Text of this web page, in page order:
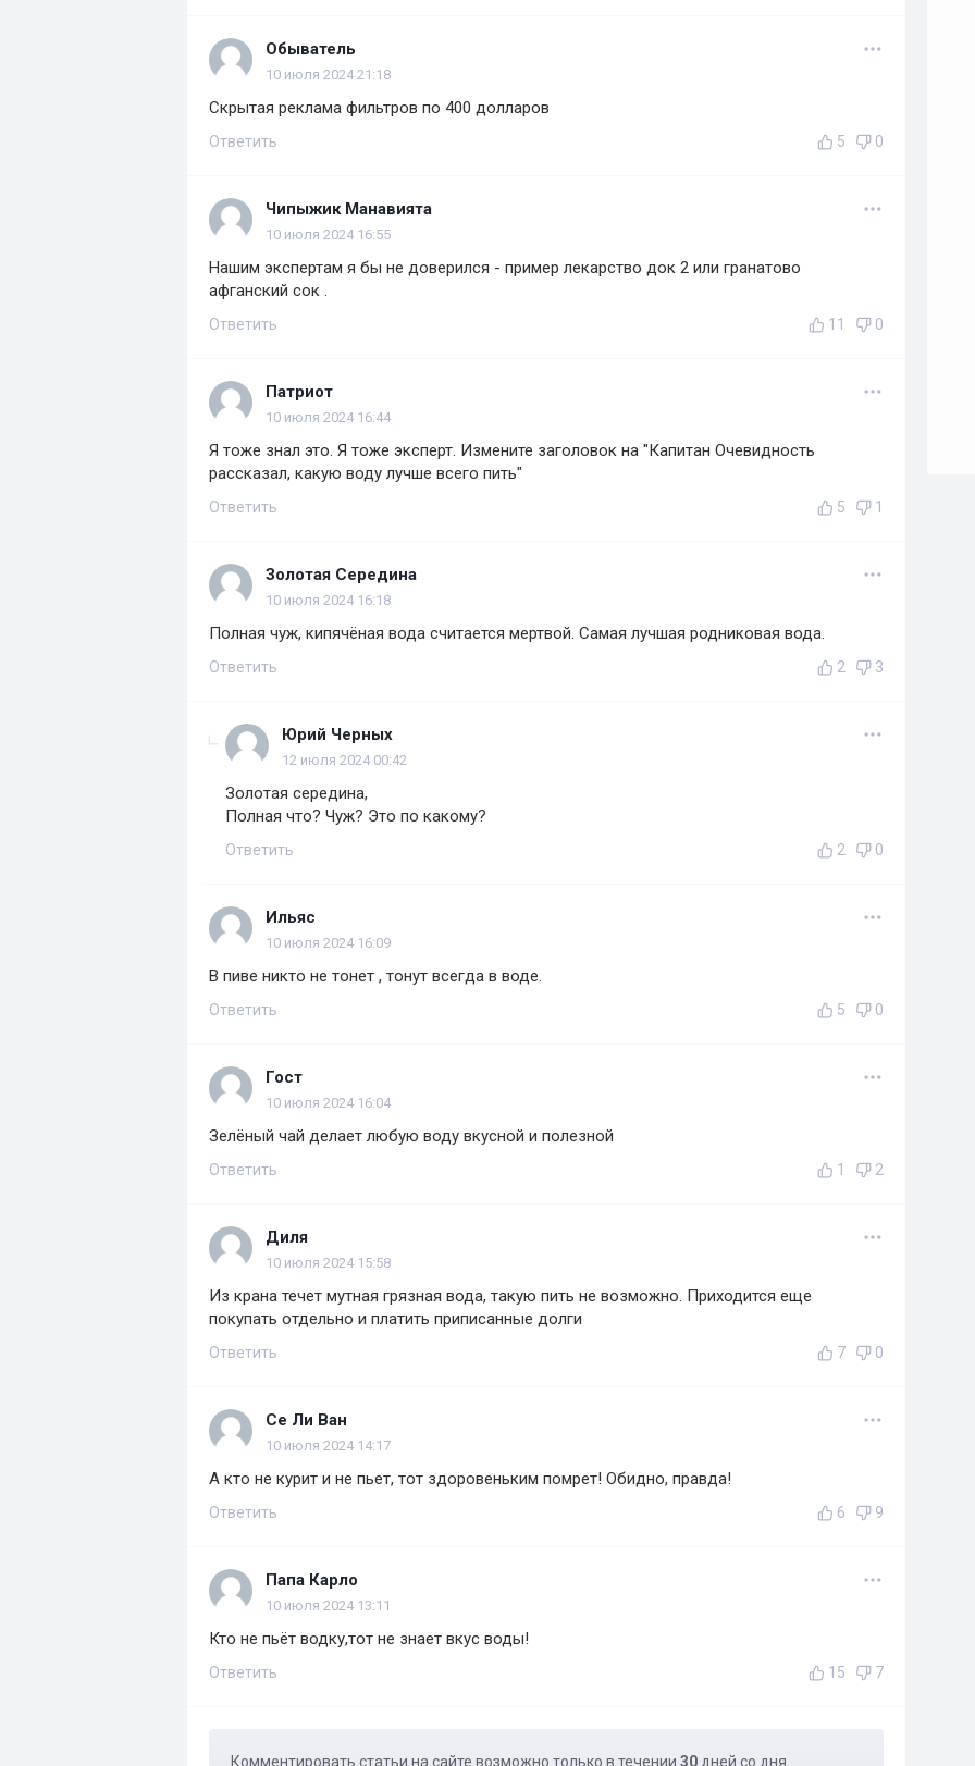
Обыватель
10 июля 2024 21:18
Скрытая реклама фильтров по 400 долларов
Ответить 5 0
Чипыжик Манавията
10 июля 2024 16:55
Нашим экспертам я бы не доверился - пример лекарство док 2 или гранатово
афганский сок .
Ответить 11 0
Патриот
10 июля 2024 16:44
Я тоже знал это. Я тоже эксперт. Измените заголовок на "Капитан Очевидность
рассказал, какую воду лучше всего пить"
Ответить 5 1
Золотая Середина
10 июля 2024 16:18
Полная чуж, кипячёная вода считается мертвой. Самая лучшая родниковая вода.
Ответить 2 3
Юрий Черных
12 июля 2024 00:42
Золотая середина,
Полная что? Чуж? Это по какому?
Ответить 2 0
Ильяс
10 июля 2024 16:09
В пиве никто не тонет , тонут всегда в воде.
Ответить 5 0
Гост
10 июля 2024 16:04
Зелёный чай делает любую воду вкусной и полезной
Ответить 1 2
Диля
10 июля 2024 15:58
Из крана течет мутная грязная вода, такую пить не возможно. Приходится еще
покупать отдельно и платить приписанные долги
Ответить 7 0
Се Ли Ван
10 июля 2024 14:17
А кто не курит и не пьет, тот здоровеньким помрет! Обидно, правда!
Ответить 6 9
Папа Карло
10 июля 2024 13:11
Кто не пьёт водку,тот не знает вкус воды!
Ответить 15 7
Комментировать статьи на сайте возможно только в течении 30 дней со дня